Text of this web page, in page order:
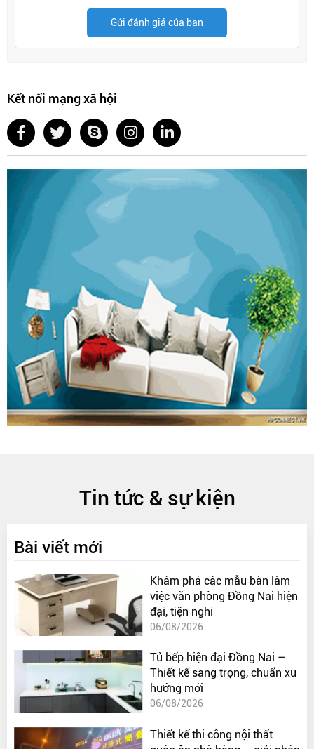
Gửi đánh giá của bạn
Kết nối mạng xã hội
Tin tức & sự kiện
Bài viết mới
Khám phá các mẫu bàn làm
việc văn phòng Đồng Nai hiện
đại, tiện nghi
06/08/2026
Tủ bếp hiện đại Đồng Nai –
Thiết kế sang trọng, chuẩn xu
hướng mới
06/08/2026
Thiết kế thi công nội thất